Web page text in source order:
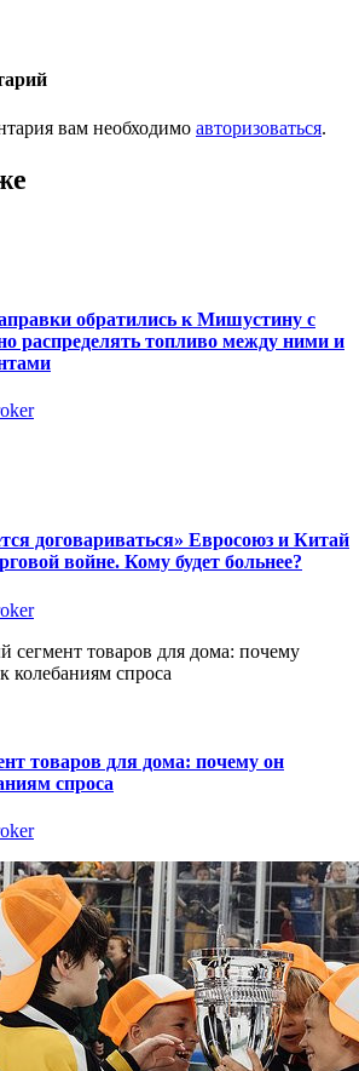
вам необходимо авторизоваться.
обратились к Мишустину с
распределять топливо между ними и
договариваться» Евросоюз и Китай
войне. Кому будет больнее?
товаров для дома: почему он
спроса